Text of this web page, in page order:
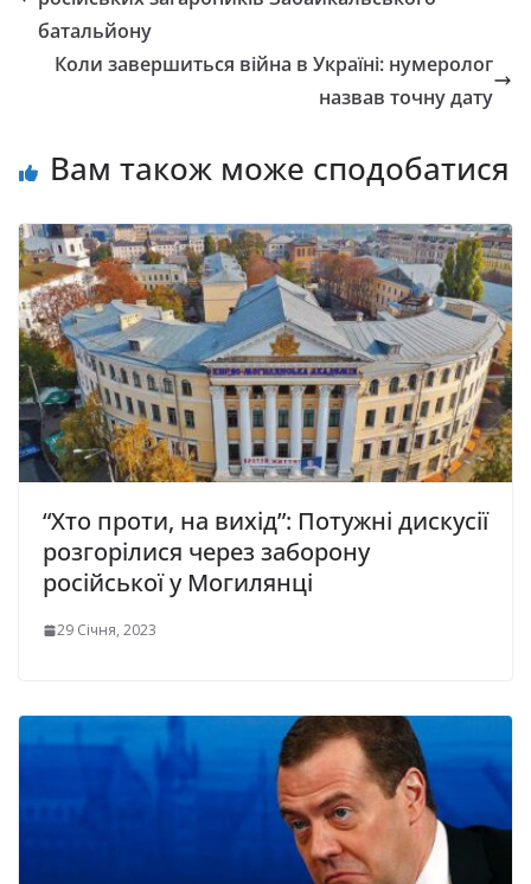
батальйону
Коли завершиться війна в Україні: нумеролог
назвав точну дату
Вам також може сподобатися
“Хто проти, на вихід”: Потужні дискусії
розгорілися через заборону
російської у Могилянці
29 Січня, 2023